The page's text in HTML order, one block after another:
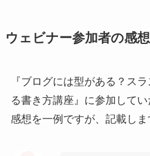
ウェビナー参加者の感想
『ブログには型がある？ス
る書き方講座』に参加して
感想を一例ですが、記載しま